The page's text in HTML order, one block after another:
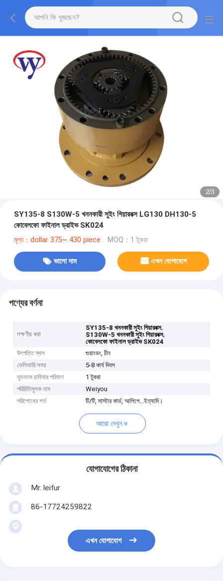
2/3
SY135-8 S130W-5 খননকারী সুইং গিয়ারবক্স LG130 DH130-5
কোবেলকো ফাইনাল ড্রাইভ SK024
মূল্য：dollar 375~ 430 piece MOQ：1 টুকরা
ভালো দাম এখন যোগাযোগ
পণ্যের বর্ণনা
লক্ষণীয় করা
SY135-8 খননকারী সুইং গিয়ারবক্স,
S130W-5 খননকারী সুইং গিয়ারবক্স,
কোবেলকো ফাইনাল ড্রাইভ SK024
উৎপত্তি স্থল
গুয়াংডং, চীন
ডেলিভারি সময়
5-8 কার্য দিবস
ন্যূনতম চাহিদার পরিমাণ
1 টুকরা
পরিচিতিমুলক নাম
Weiyou
পরিশোধের শর্ত
টি/টি, মাস্টার কার্ড, আলিপে...ইত্যাদি।
আরো দেখুন
যোগাযোগের ঠিকানা
Mr. leifur
86-17724259822
এখন যোগাযোগ